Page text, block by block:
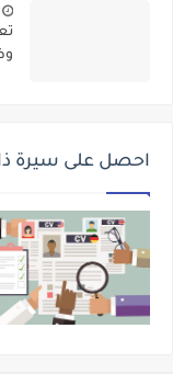
احصل على سيرة